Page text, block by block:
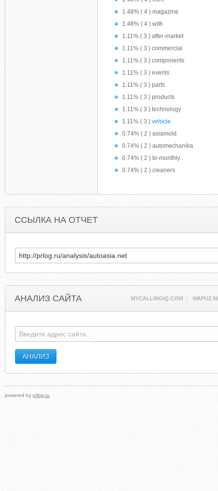
1.48% ( 4 ) magazine
1.48% ( 4 ) with
1.11% ( 3 ) after-market
1.11% ( 3 ) commercial
1.11% ( 3 ) components
1.11% ( 3 ) events
1.11% ( 3 ) parts
1.11% ( 3 ) products
1.11% ( 3 ) technology
1.11% ( 3 ) vehicle
0.74% ( 2 ) asiamold
0.74% ( 2 ) automechanika
0.74% ( 2 ) bi-monthly
0.74% ( 2 ) cleaners
ССЫЛКА НА ОТЧЕТ
АНАЛИЗ САЙТА MYCALLINGIQ.COM
powered by prlog.ru